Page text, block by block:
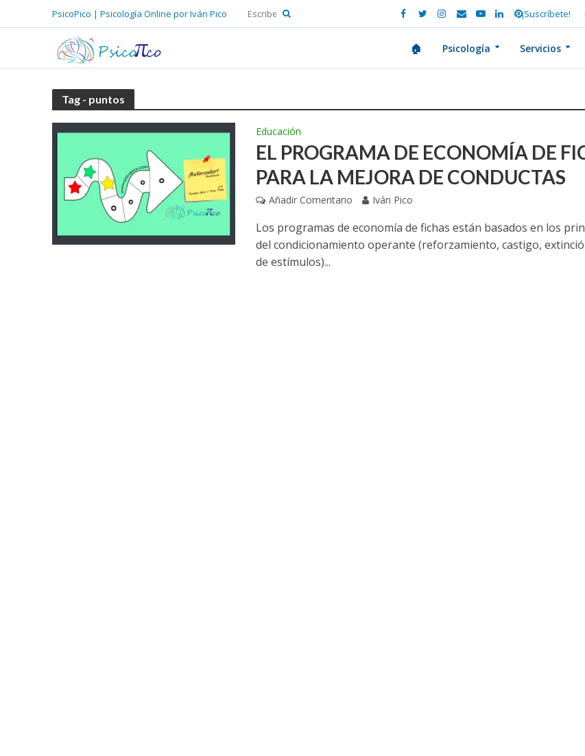
PsicoPico | Psicología Online por Iván Pico ¡Suscríbete!
🏠 Psicología Servicios
Tag - puntos
Educación
EL PROGRAMA DE ECONOMÍA DE
PARA LA MEJORA DE CONDUCTAS
Añadir Comentario Iván Pico
Los programas de economía de fichas están basados en los
del condicionamiento operante (reforzamiento, castigo,
de estímulos)...